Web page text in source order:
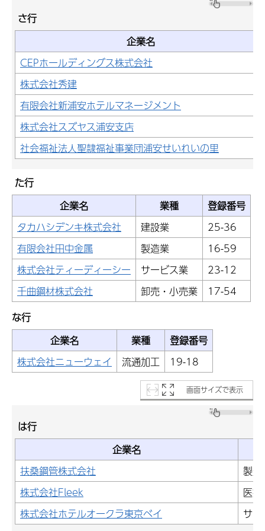
さ行
企業名
CEPホールディングス株式会社
株式会社秀建
有限会社新浦安ホテルマネージメント
株式会社スズヤス浦安支店
社会福祉法人聖隷福祉事業団浦安せいれいの里
た行
企業名
業種
登録番号
タカハシデンキ株式会社
建設業
25-36
有限会社田中金属
製造業
16-59
株式会社ティーディーシー
サービス業
23-12
千曲鋼材株式会社
卸売・小売業
17-54
な行
企業名
業種
登録番号
株式会社ニューウェイ
流通加工 19-18
画面サイズで表示
は行
企業名
扶桑鋼管株式会社
製造
株式会社Fleek
医
株式会社ホテルオークラ東京ベイ
サ